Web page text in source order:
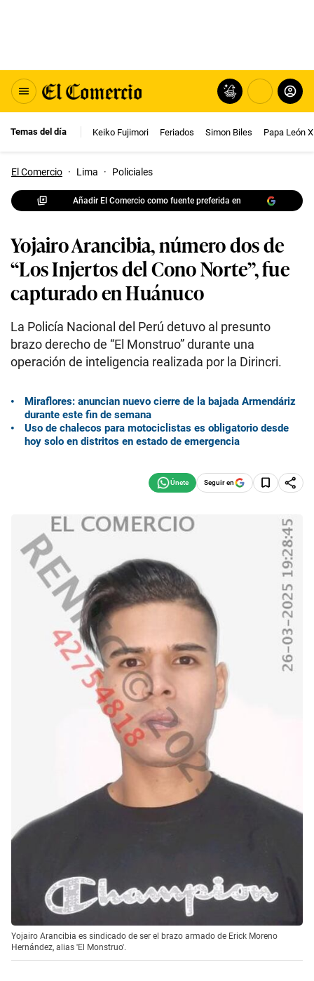
Temas del día Keiko Fujimori Feriados Simon Biles Papa León
El Comercio · Lima · Policiales
Añadir El Comercio como fuente preferida en
Yojairo Arancibia, número dos de
“Los Injertos del Cono Norte”, fue
capturado en Huánuco
La Policía Nacional del Perú detuvo al presunto
brazo derecho de “El Monstruo” durante una
operación de inteligencia realizada por la Dirincri.
Miraflores: anuncian nuevo cierre de la bajada Armendáriz
durante este fin de semana
Uso de chalecos para motociclistas es obligatorio desde
hoy solo en distritos en estado de emergencia
Seguir en
Yojairo Arancibia es sindicado de ser el brazo armado de Erick Moreno
Hernández, alias 'El Monstruo'.